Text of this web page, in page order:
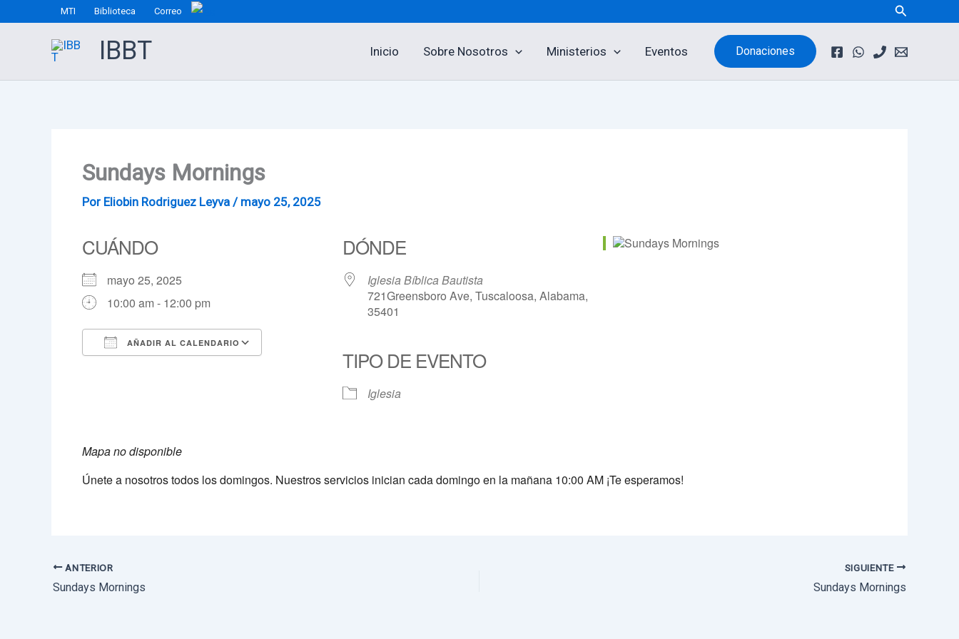
contenido
MTI Biblioteca Correo Buscar
IBBT Inicio Sobre Nosotros Ministerios Eventos Donaciones
Sundays Mornings
Por Eliobin Rodriguez Leyva / mayo 25, 2025
CUÁNDO
mayo 25, 2025
10:00 am - 12:00 pm
AÑADIR AL CALENDARIO
Google Calendar iCalendar
DÓNDE
Iglesia Bíblica Bautista
721Greensboro Ave, Tuscaloosa, Alabama,
35401
TIPO DE EVENTO
Iglesia
Mapa no disponible
Únete a nosotros todos los domingos. Nuestros servicios inician cada domingo en la mañana 10:00 AM ¡Te esperamos!
ANTERIOR
Sundays Mornings
SIGUIENTE
Sundays Mornings